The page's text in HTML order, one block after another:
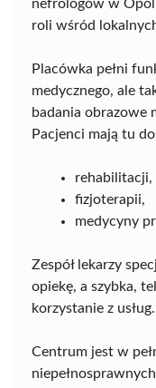
nefrologów w
roli wśród
Placówka pełni
medycznego, ale
badania obrazowe
Pacjenci mają tu
rehabilitacji,
fizjoterapii,
medycyny
Zespół lekarzy
opiekę, a szybka,
korzystanie z usług.
Centrum jest w